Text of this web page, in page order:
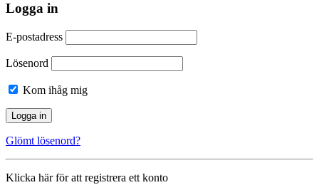
Logga in
E-postadress
Lösenord
Kom ihåg mig
Glömt lösenord?
Klicka här för att registrera ett konto